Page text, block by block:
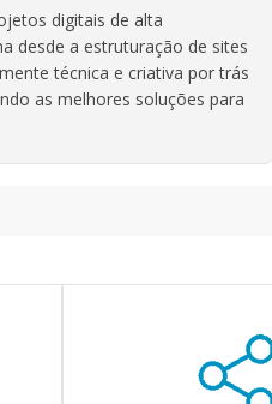
digitais de alta
desde a estruturação de sites
técnica e criativa por trás
as melhores soluções para